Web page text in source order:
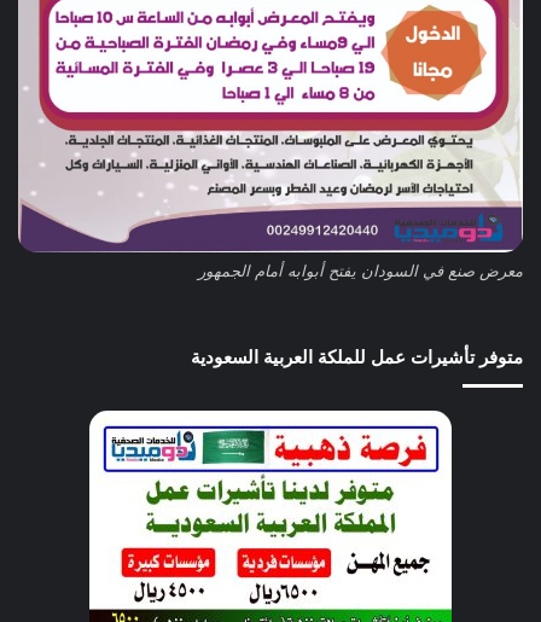
معرض صنع في السودان يفتح أبوابه أمام الجمهور
متوفر تأشيرات عمل للملكة العربية السعودية